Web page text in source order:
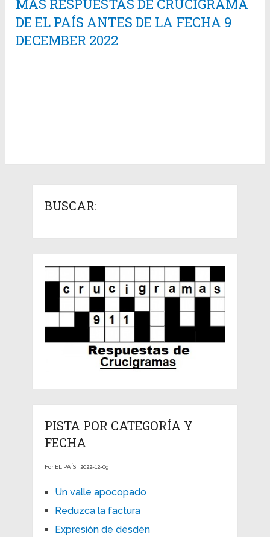
MÁS RESPUESTAS DE CRUCIGRAMA
DE EL PAÍS ANTES DE LA FECHA 9
DECEMBER 2022
BUSCAR:
PISTA POR CATEGORÍA Y
FECHA
For EL PAÍS | 2022-12-09
Un valle apocopado
Reduzca la factura
Expresión de desdén